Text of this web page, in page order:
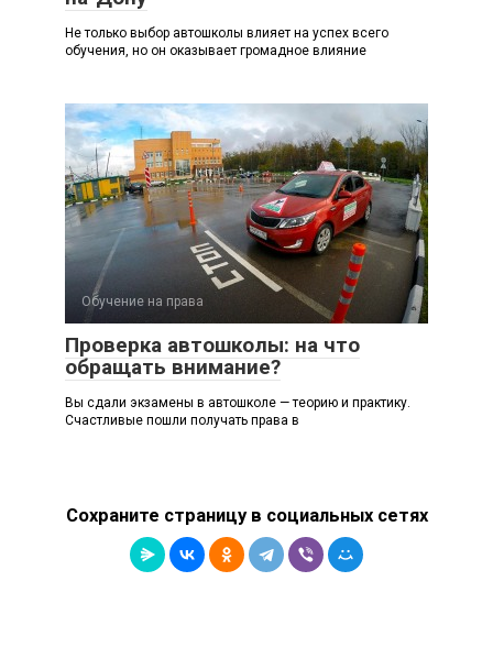
Не только выбор автошколы влияет на успех всего
обучения, но он оказывает громадное влияние
Обучение на права
Проверка автошколы: на что
обращать внимание?
Вы сдали экзамены в автошколе — теорию и практику.
Счастливые пошли получать права в
Сохраните страницу в социальных сетях